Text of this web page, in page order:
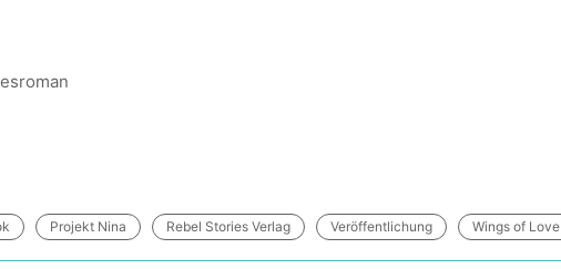
Projekt Nina Rebel Stories Verlag Veröffentlichung Wings of Love